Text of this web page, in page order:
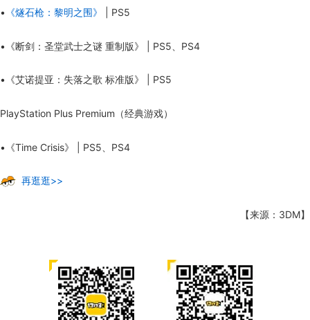
• 《燧石枪：黎明之围》 | PS5
•《断剑：圣堂武士之谜 重制版》 | PS5、PS4
•《艾诺提亚：失落之歌 标准版》 | PS5
PlayStation Plus Premium（经典游戏）
•《Time Crisis》 | PS5、PS4
再逛逛>>
【来源：3DM】